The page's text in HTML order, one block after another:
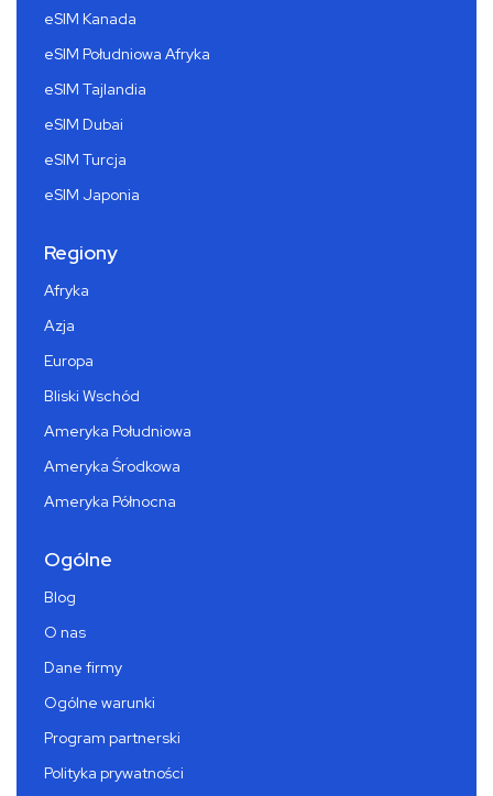
eSIM Kanada
eSIM Południowa Afryka
eSIM Tajlandia
eSIM Dubai
eSIM Turcja
eSIM Japonia
Regiony
Afryka
Azja
Europa
Bliski Wschód
Ameryka Południowa
Ameryka Środkowa
Ameryka Północna
Ogólne
Blog
O nas
Dane firmy
Ogólne warunki
Program partnerski
Polityka prywatności